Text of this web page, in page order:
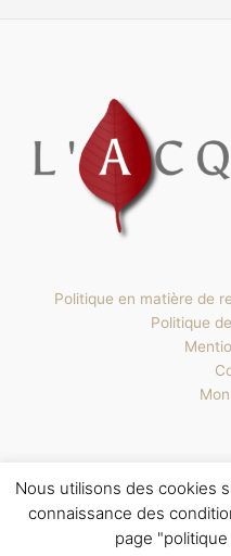
Politique en matière de
Politique
Copyright © 2026 L'Acqualina |
Créé par Mare è
Nous utilisons des cookies
connaissance des
page